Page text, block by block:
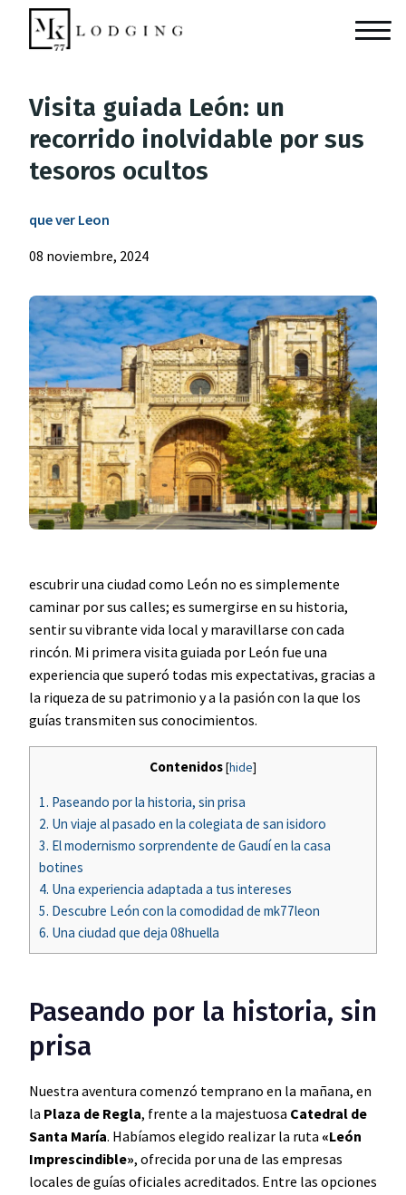
Visita guiada León: un
recorrido inolvidable por sus
tesoros ocultos
que ver Leon
08 noviembre, 2024
escubrir una ciudad como León no es simplemente
caminar por sus calles; es sumergirse en su historia,
sentir su vibrante vida local y maravillarse con cada
rincón. Mi primera visita guiada por León fue una
experiencia que superó todas mis expectativas, gracias a
la riqueza de su patrimonio y a la pasión con la que los
guías transmiten sus conocimientos.
Contenidos[hide]
1. Paseando por la historia, sin prisa
2. Un viaje al pasado en la colegiata de san isidoro
3. El modernismo sorprendente de Gaudí en la casa
botines
4. Una experiencia adaptada a tus intereses
5. Descubre León con la comodidad de mk77leon
6. Una ciudad que deja 08huella
Paseando por la historia, sin
prisa
Nuestra aventura comenzó temprano en la mañana, en
la Plaza de Regla, frente a la majestuosa Catedral de
Santa María. Habíamos elegido realizar la ruta «León
Imprescindible», ofrecida por una de las empresas
locales de guías oficiales acreditados. Entre las opciones